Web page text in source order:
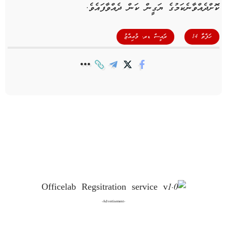
ކޮށްދެއްވާނެކަމުގެ ޔަގީން ކަން ދެއްވާފައެވެ.
ހަފްތާ 14 ރައީސް ޑރ. މުއިއްޒު
-Advertisement-